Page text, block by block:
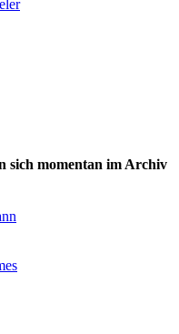
sich momentan im Archiv